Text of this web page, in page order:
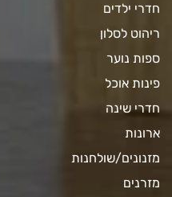
חדרי ילדים
ריהוט לסלון
ספות נוער
פינות אוכל
חדרי שינה
ארונות
מזנונים/שולחנות
מזרנים